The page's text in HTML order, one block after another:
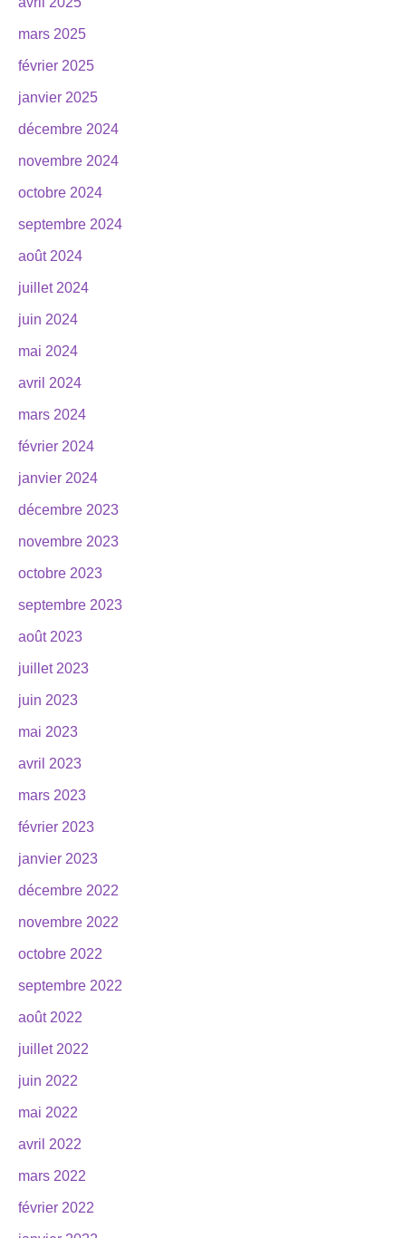
mars 2025
février 2025
janvier 2025
décembre 2024
novembre 2024
octobre 2024
septembre 2024
août 2024
juillet 2024
juin 2024
mai 2024
avril 2024
mars 2024
février 2024
janvier 2024
décembre 2023
novembre 2023
octobre 2023
septembre 2023
août 2023
juillet 2023
juin 2023
mai 2023
avril 2023
mars 2023
février 2023
janvier 2023
décembre 2022
novembre 2022
octobre 2022
septembre 2022
août 2022
juillet 2022
juin 2022
mai 2022
avril 2022
mars 2022
février 2022